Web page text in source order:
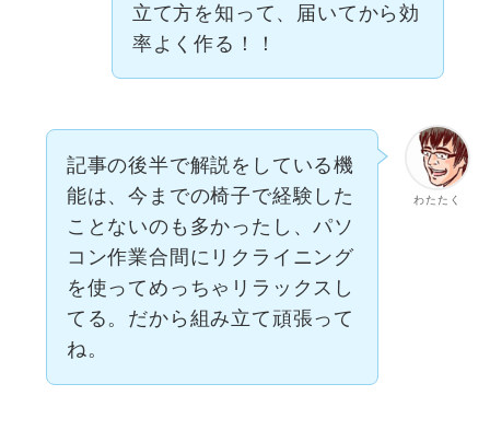
立て方を知って、届いてから効
率よく作る！！
わたたく
記事の後半で解説をしている機
能は、今までの椅子で経験した
ことないのも多かったし、パソ
コン作業合間にリクライニング
を使ってめっちゃリラックスし
てる。だから組み立て頑張って
ね。